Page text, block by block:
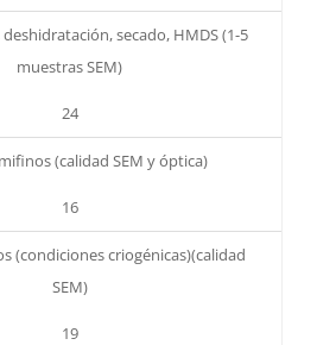
secado, HMDS (1-5
muestras SEM)
24
(calidad SEM y óptica)
16
(condiciones criogénicas)(calidad
SEM)
19